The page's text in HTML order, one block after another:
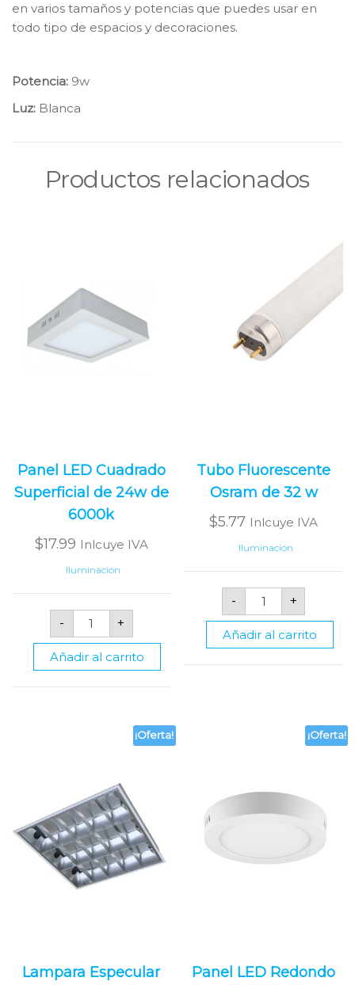
en varios tamaños y potencias que puedes usar en
todo tipo de espacios y decoraciones.
Potencia: 9w
Luz: Blanca
Productos relacionados
Panel LED Cuadrado
Superficial de 24w de
6000k
$17.99 Inlcuye IVA
Iluminación
-
Panel
LED
Cuadrado
Superficial
de
24w
+
Añadir al carrito
Tubo Fluorescente
Osram de 32 w
$5.77 Inlcuye IVA
Iluminación
-
Tubo
Fluorescente
Osram
de
32
w
+
Añadir al carrito
¡Oferta!
Lampara Especular
¡Oferta!
Panel LED Redondo